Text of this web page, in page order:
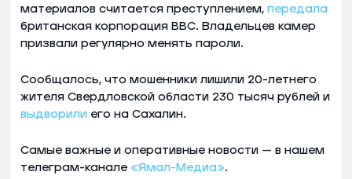
материалов считается преступлением, передала
британская корпорация BBC. Владельцев камер
призвали регулярно менять пароли.
Сообщалось, что мошенники лишили 20-летнего
жителя Свердловской области 230 тысяч рублей и
выдворили его на Сахалин.
Самые важные и оперативные новости — в нашем
телеграм-канале «Ямал-Медиа».